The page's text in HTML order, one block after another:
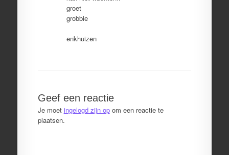
groet
grobbie
enkhuizen
Geef een reactie
Je moet ingelogd zijn opom een reactie te
plaatsen.